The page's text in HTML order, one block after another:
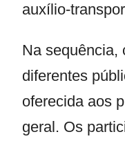
auxílio-
Na sequência,
diferentes
oferecida aos
geral. Os